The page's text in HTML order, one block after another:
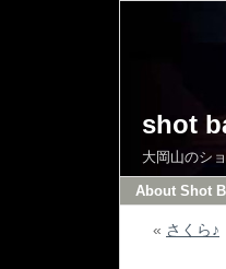
shot
大岡山のシ
About Shot
« さくら♪